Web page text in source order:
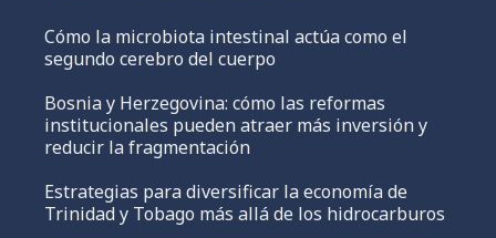
Cómo la microbiota intestinal actúa como el
segundo cerebro del cuerpo
Bosnia y Herzegovina: cómo las reformas
institucionales pueden atraer más inversión y
reducir la fragmentación
Estrategias para diversificar la economía de
Trinidad y Tobago más allá de los hidrocarburos